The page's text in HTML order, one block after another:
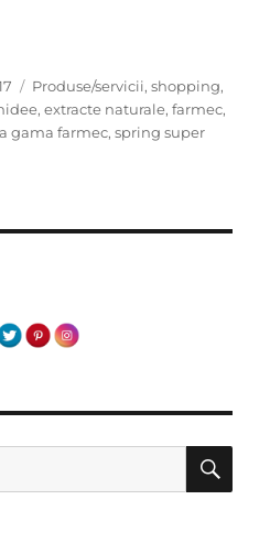
Categories
Produse/servicii,shopping,
,extracte naturale,farmec,
gama farmec,spring super